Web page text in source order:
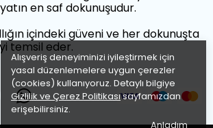
Alışveriş deneyiminizi iyileştirmek için
yasal düzenlemelere uygun çerezler
(cookies) kullanıyoruz. Detaylı bilgiye
Gizlilik ve Çerez Politikasısayfamızdan
erişebilirsiniz.
Anladım
en saf dokunuşudur.
içindeki güveni ve her dokunuşta
temsil eder.